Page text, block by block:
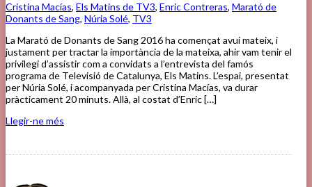
Cristina Macías, Els Matins de TV3, Enric Contreras, Marató de
Donants de Sang, Núria Solé, TV3
La Marató de Donants de Sang 2016 ha començat avui mateix, i
justament per tractar la importància de la mateixa, ahir vam tenir el
privilegi d’assistir com a convidats a l’entrevista del famós
programa de Televisió de Catalunya, Els Matins. L’espai, presentat
per Núria Solé, i acompanyada per Cristina Macías, va durar
pràcticament 20 minuts. Allà, al costat d’Enric […]
Llegir-ne més